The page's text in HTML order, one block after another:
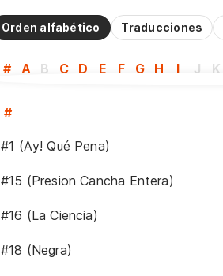
Orden alfabético Traducciones
# A B C D E F G H I J K
#
#1 (Ay! Qué Pena)
#15 (Presion Cancha Entera)
#16 (La Ciencia)
#18 (Negra)